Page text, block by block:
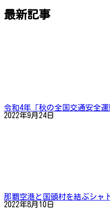
最新記事
令和4年「秋の全国交通安全運
2022年9月24日
那覇空港と国頭村を結ぶシャ
2022年8月10日